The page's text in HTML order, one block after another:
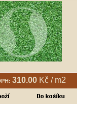
310.00Kč / m2